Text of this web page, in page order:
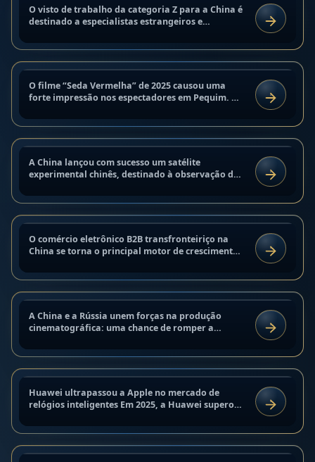
ANÁLISE E TENDÊNCIAS
O visto de trabalho da categoria Z para a China é
destinado a especialistas estrangeiros e
obtê-lo, é necessário um...
LER
CULTURA
Seda Vermelha 2025: estreia em
Pequim e reação do público
O filme “Seda Vermelha” de 2025 causou uma
forte impressão nos espectadores em Pequim. O
expressiva combina uma trama...
LER
MERCADOS INDUSTRIAIS
Satélite experimental chinês:
lançamento bem-sucedido 2025
A China lançou com sucesso um satélite
experimental chinês, destinado à observação do
lançamento fortalece as...
LER
MERCADOS INDUSTRIAIS
Comércio eletrônico B2B
transfronteiriço na China 2025:
estratégias e previsões
O comércio eletrônico B2B transfronteiriço na
China se torna o principal motor de crescimento
está avaliado em...
LER
CULTURA
Produção cinematográfica russo-
chinesa: projetos conjuntos e
perspectivas
A China e a Rússia unem forças na produção
cinematográfica: uma chance de romper a
iniciando uma colaboração...
LER
MERCADOS INDUSTRIAIS
Huawei ultrapassa Apple no
mercado de relógios inteligentes:
análise completa e previsões
Huawei ultrapassou a Apple no mercado de
relógios inteligentes Em 2025, a Huawei superou
de relógios...
LER
Como entender a mentalidade
chinesa: características e
diferenças chave